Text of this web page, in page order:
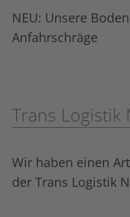
NEU: Unsere
Anfahrschräge
Trans Logistik
Wir haben einen
der Trans Logistik